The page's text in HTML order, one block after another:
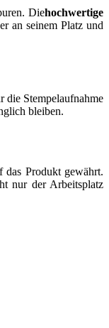
Diehochwertige
an seinem Platz und
Stempelaufnahme
bleiben.
das Produkt gewährt.
nur der Arbeitsplatz